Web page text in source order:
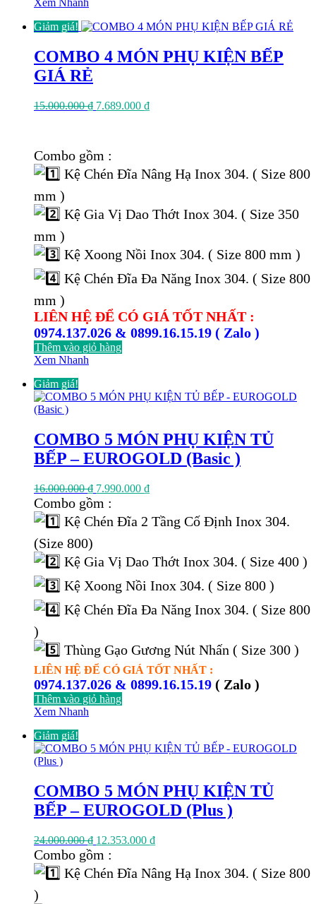
Xem Nhanh
Giảm giá!
COMBO 4 MÓN PHỤ KIỆN BẾP
GIÁ RẺ
15.000.000₫ Giá
7.689.000 ₫Giá
Combo gồm :
Kệ Chén Đĩa Nâng Hạ Inox 304. ( Size 800
mm )
Kệ Gia Vị Dao Thớt Inox 304. ( Size 350
mm )
Kệ Xoong Nồi Inox 304. ( Size 800 mm )
Kệ Chén Đĩa Đa Năng Inox 304. ( Size 800
mm )
LIÊN HỆ ĐỂ CÓ GIÁ TỐT NHẤT :
0974.137.026 & 0899.16.15.19 ( Zalo )
Thêm vào giỏ hàng
Xem Nhanh
Giảm giá!
COMBO 5 MÓN PHỤ KIỆN TỦ
BẾP – EUROGOLD (Basic )
16.000.000₫ Giá
gốc
16.000.000 ₫.
7.990.000 ₫Giá
là:
Combo gồm :
Kệ Chén Đĩa 2 Tầng Cố Định Inox 304.
(Size 800)
Kệ Gia Vị Dao Thớt Inox 304. ( Size 400 )
Kệ Xoong Nồi Inox 304. ( Size 800 )
Kệ Chén Đĩa Đa Năng Inox 304. ( Size 800
)
Thùng Gạo Gương Nút Nhấn ( Size 300 )
LIÊN HỆ ĐỂ CÓ GIÁ TỐT NHẤT :
0974.137.026 & 0899.16.15.19 ( Zalo )
Thêm vào giỏ hàng
Xem Nhanh
Giảm giá!
COMBO 5 MÓN PHỤ KIỆN TỦ
BẾP – EUROGOLD (Plus )
24.000.000₫ Giá
gốc
24.000.000 ₫.
12.353.000 ₫Giá
là:
Combo gồm :
Kệ Chén Đĩa Nâng Hạ Inox 304. ( Size 800
)